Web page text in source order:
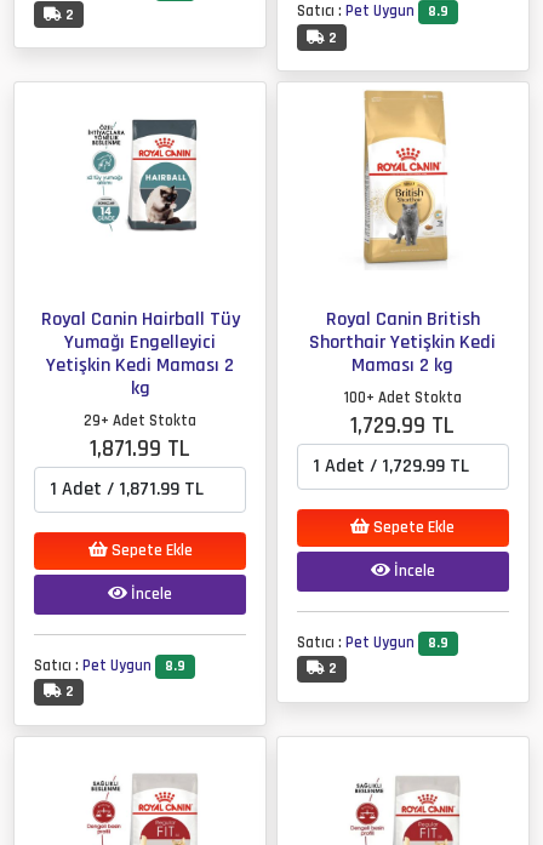
2
Satıcı : Pet Uygun
8.9
2
Royal Canin Hairball Tüy
Yumağı Engelleyici
Yetişkin Kedi Maması 2
kg
29+ Adet Stokta
1,871.99 TL
Sepete Ekle
İncele
Satıcı :Pet Uygun
8.9
2
Royal Canin British
Shorthair Yetişkin Kedi
Maması 2 kg
100+ Adet Stokta
1,729.99 TL
Sepete Ekle
İncele
Satıcı : Pet Uygun
8.9
2